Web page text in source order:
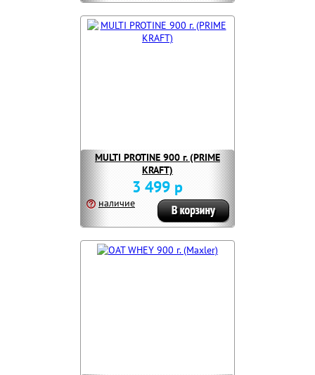
MULTI PROTINE 900 г. (PRIME
KRAFT)
3 499 р
наличие